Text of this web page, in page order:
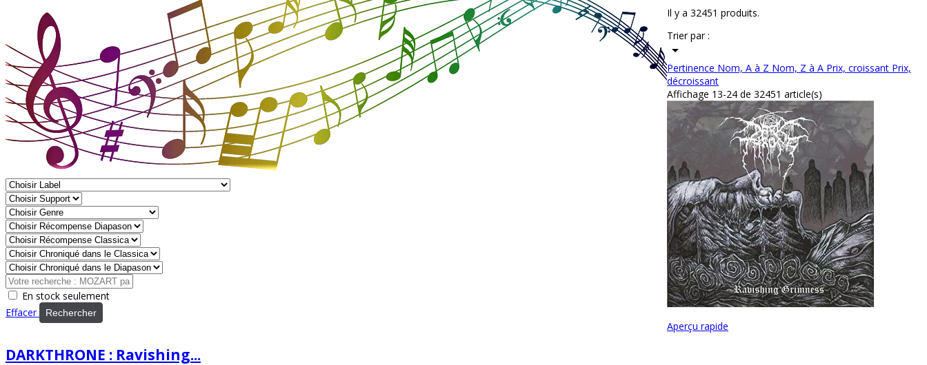
En stock seulement
Effacer
Rechercher
Il y a 32451 produits.
Trier par :

Pertinence Nom, A à Z Nom, Z à A Prix, croissant Prix,
décroissant
Affichage 13-24 de 32451 article(s)
Aperçu rapide
DARKTHRONE : Ravishing...